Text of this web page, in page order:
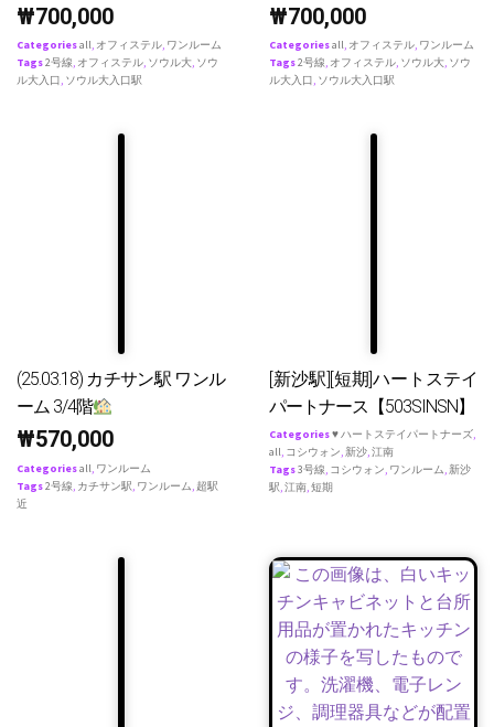
₩700,000
Categoriesall, オフィステル, ワンルーム
Tags2号線, オフィステル, ソウル大, ソウ
ル大入口, ソウル大入口駅
₩700,000
Categoriesall, オフィステル, ワンルーム
Tags2号線, オフィステル, ソウル大, ソウ
ル大入口, ソウル大入口駅
(25.03.18) カチサン駅 ワンル
ーム 3/4階
₩570,000
Categoriesall, ワンルーム
Tags2号線, カチサン駅, ワンルーム, 超駅
近
[新沙駅][短期]ハートステイ
パートナース【503SINSN】
Categories♥ ハートステイパートナーズ,
all, コシウォン,新沙,江南
Tags3号線, コシウォン, ワンルーム,新沙
駅,江南,短期